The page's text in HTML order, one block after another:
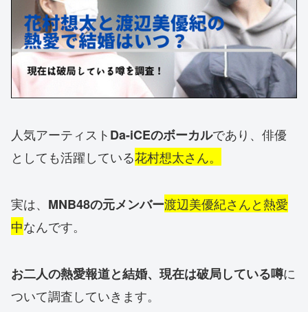
人気アーティストDa-iCEのボーカルであり、俳優
としても活躍している花村想太さん。
実は、 MNB48の元メンバー渡辺美優紀さんと熱愛
中なんです。
お二人の熱愛報道と結婚、現在は破局している噂に
ついて調査していきます。